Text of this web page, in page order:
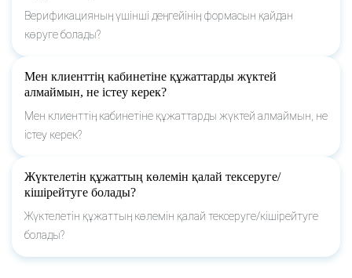
Верификацияның үшінші деңгейінің формасын қайдан
көруге болады?
Мен клиенттің кабинетіне құжаттарды жүктей
алмаймын, не істеу керек?
Мен клиенттің кабинетіне құжаттарды жүктей алмаймын, не
істеу керек?
Жүктелетін құжаттың көлемін қалай тексеруге/
кішірейтуге болады?
Жүктелетін құжаттың көлемін қалай тексеруге/кішірейтуге
болады?